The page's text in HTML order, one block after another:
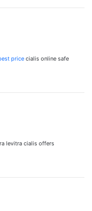
price cialis online safe
levitra cialis offers